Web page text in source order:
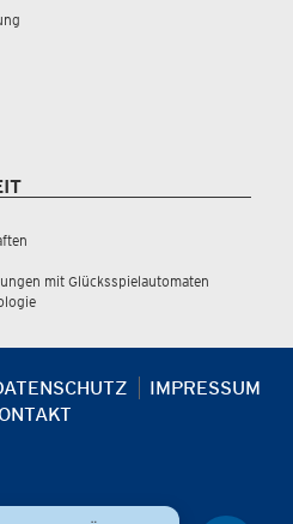
mit Glücksspielautomaten
IMPRESSUM